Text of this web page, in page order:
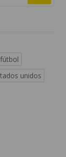
fútbol
unidos